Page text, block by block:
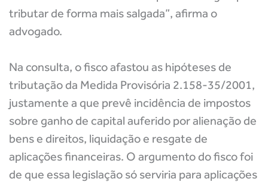
tributar de forma mais salgada”, afirma o
advogado.
Na consulta, o fisco afastou as hipóteses de
tributação da Medida Provisória 2.158-35/2001,
justamente a que prevê incidência de impostos
sobre ganho de capital auferido por alienação de
bens e direitos, liquidação e resgate de
aplicações financeiras. O argumento do fisco foi
de que essa legislação só serviria para aplicações